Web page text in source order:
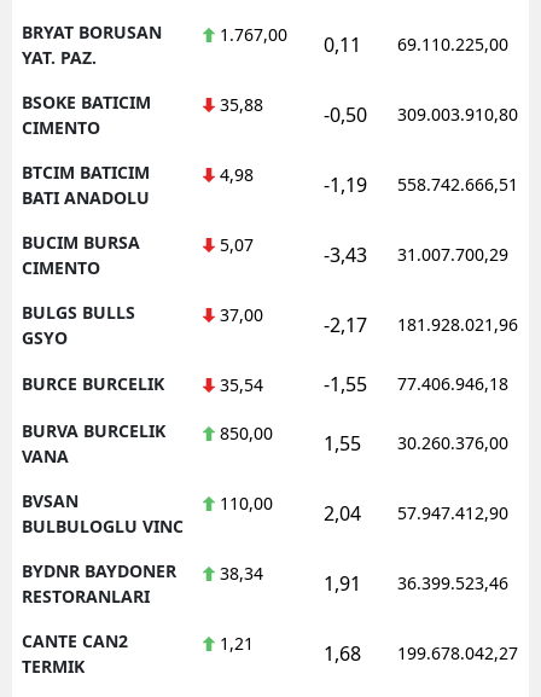
BRYAT BORUSAN
YAT. PAZ.
1.767,00 0,11 69.110.225,00
BSOKE BATICIM
CIMENTO
35,88 -0,50 309.003.910,80
BTCIM BATICIM
BATI ANADOLU
4,98 -1,19 558.742.666,51
BUCIM BURSA
CIMENTO
5,07 -3,43 31.007.700,29
BULGS BULLS
GSYO
37,00 -2,17 181.928.021,96
BURCE BURCELIK 35,54 -1,55 77.406.946,18
BURVA BURCELIK
VANA
850,00 1,55 30.260.376,00
BVSAN
BULBULOGLU VINC
110,00 2,04 57.947.412,90
BYDNR BAYDONER
RESTORANLARI
38,34 1,91 36.399.523,46
CANTE CAN2
TERMIK
1,21 1,68 199.678.042,27